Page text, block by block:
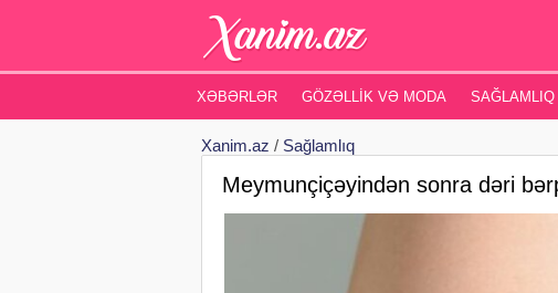
XƏBƏRLƏR GÖZƏLLIK VƏ MODA SAĞLAMLIQ
Xanim.az / Sağlamlıq
Meymunçiçəyindən sonra dəri